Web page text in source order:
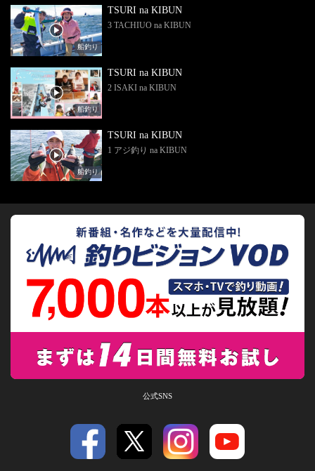
船釣り
TSURI na KIBUN
3 TACHIUO na KIBUN
船釣り
TSURI na KIBUN
2 ISAKI na KIBUN
船釣り
TSURI na KIBUN
1 アジ釣り na KIBUN
公式SNS